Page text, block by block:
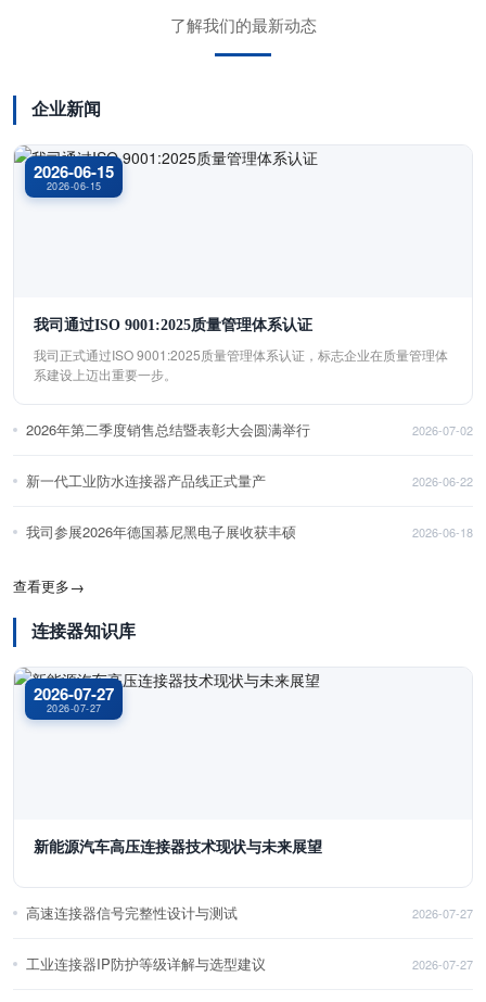
了解我们的最新动态
企业新闻
2026-06-15
2026-06-15
我司通过ISO 9001:2025质量管理体系认证
我司正式通过ISO 9001:2025质量管理体系认证，标志企业在质量管理体
系建设上迈出重要一步。
2026年第二季度销售总结暨表彰大会圆满举行 2026-07-02
新一代工业防水连接器产品线正式量产 2026-06-22
我司参展2026年德国慕尼黑电子展收获丰硕 2026-06-18
查看更多→
连接器知识库
2026-07-27
2026-07-27
新能源汽车高压连接器技术现状与未来展望
高速连接器信号完整性设计与测试 2026-07-27
工业连接器IP防护等级详解与选型建议 2026-07-27